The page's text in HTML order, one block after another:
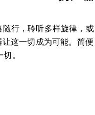
随行，聆听多样旋律，或
这一切成为可能。简便
。